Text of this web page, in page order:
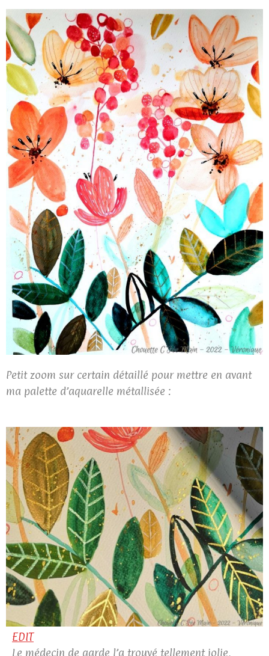
Petit zoom sur certain détaillé pour mettre en avant
ma palette d’aquarelle métallisée :
EDIT
Le médecin de garde l’a trouvé tellement jolie,